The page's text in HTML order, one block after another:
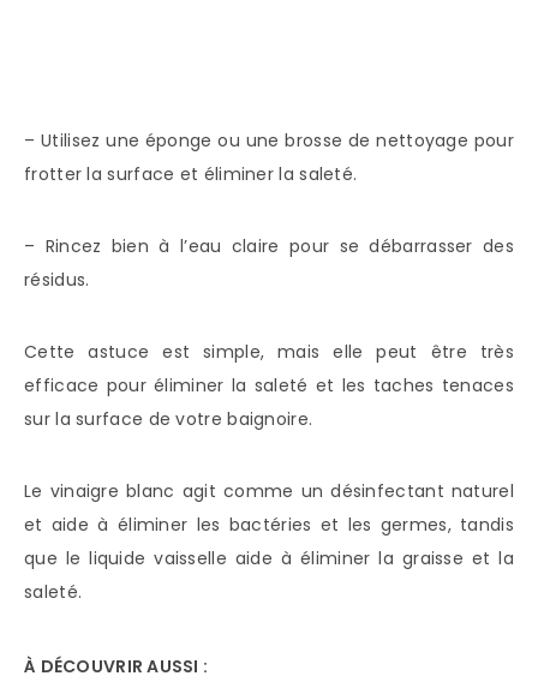
– Utilisez une éponge ou une brosse de nettoyage pour
frotter la surface et éliminer la saleté.
– Rincez bien à l’eau claire pour se débarrasser des
résidus.
Cette astuce est simple, mais elle peut être très
efficace pour éliminer la saleté et les taches tenaces
sur la surface de votre baignoire.
Le vinaigre blanc agit comme un désinfectant naturel
et aide à éliminer les bactéries et les germes, tandis
que le liquide vaisselle aide à éliminer la graisse et la
saleté.
À DÉCOUVRIR AUSSI :